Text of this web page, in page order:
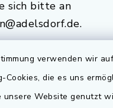
verwenden wir
Cookies, die es uns
unsere Website genutzt
sich bitte an